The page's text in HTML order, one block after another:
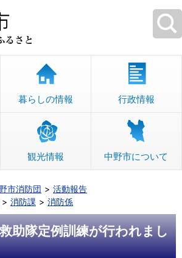
暮らしの情報 行政情報
観光情報 中野市について
市消防団
活動報告
消防課 消防係
助隊定例訓練が行われまし